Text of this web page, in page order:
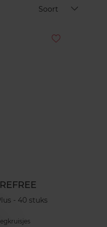
Soort
- 40 stuks